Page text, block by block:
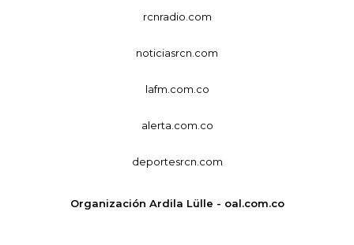
rcnradio.com
noticiasrcn.com
lafm.com.co
alerta.com.co
deportesrcn.com
Organización Ardila Lülle - oal.com.co